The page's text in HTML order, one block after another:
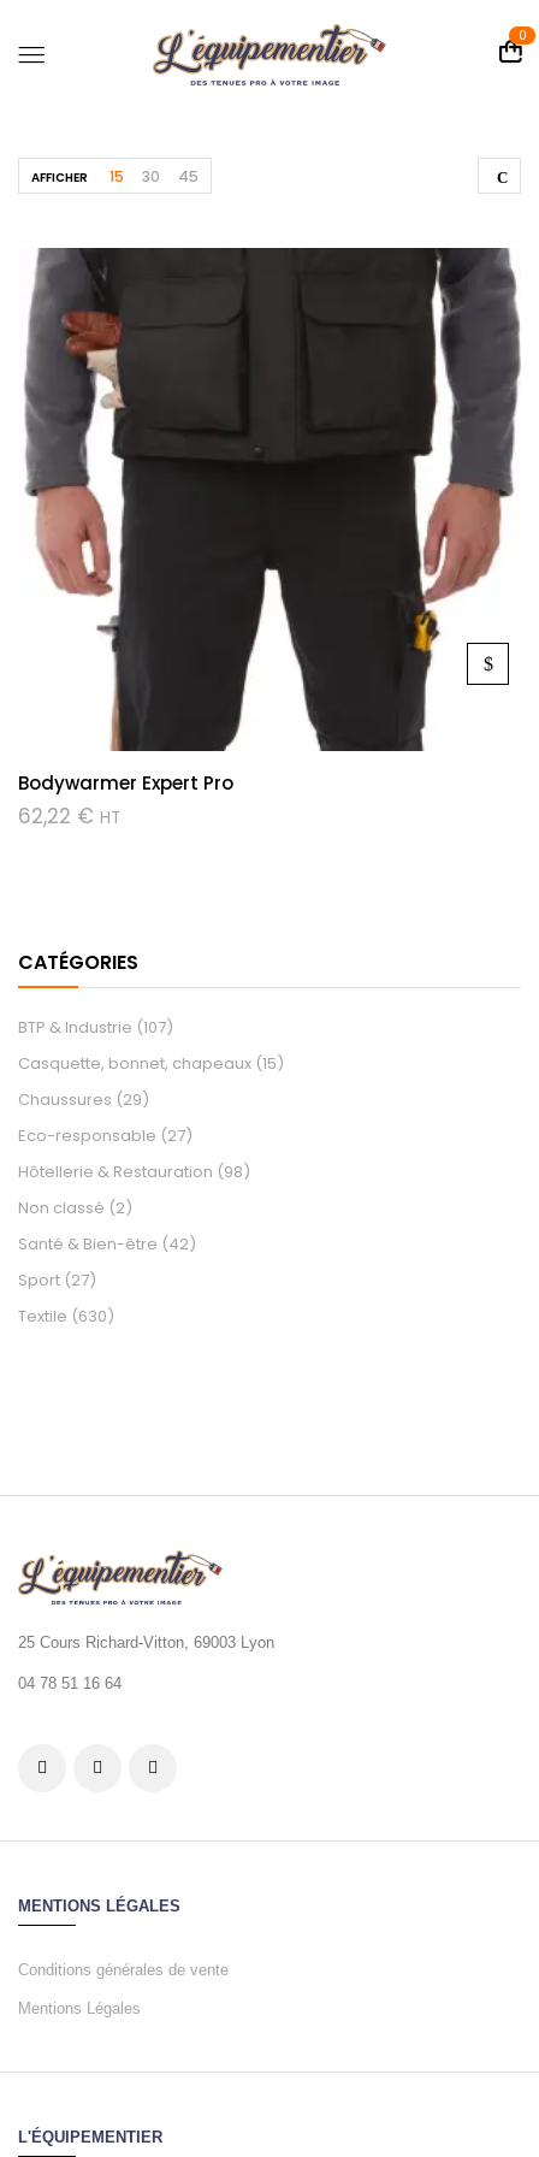
0
CATÉGORIES
BTP & Industrie (107)
Casquette, bonnet, chapeaux (15)
Chaussures (29)
Eco-responsable (27)
Hôtellerie & Restauration (98)
Non classé (2)
Santé & Bien-être (42)
Sport (27)
Textile (630)
AFFICHER 15 30 45
Bodywarmer Expert Pro
62,22 € HT
25 Cours Richard-Vitton, 69003 Lyon
04 78 51 16 64
MENTIONS LÉGALES
Conditions générales de vente
Mentions Légales
L'ÉQUIPEMENTIER